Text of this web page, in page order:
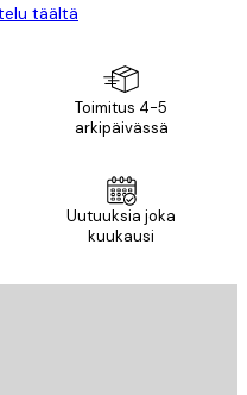
täältä
Toimitus 4-5
arkipäivässä
Uutuuksia joka
kuukausi